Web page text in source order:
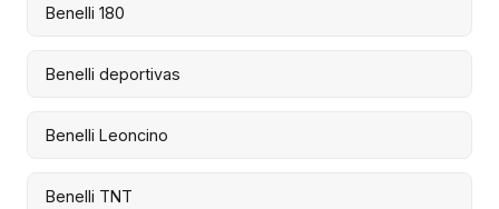
Benelli 180
Benelli deportivas
Benelli Leoncino
Benelli TNT